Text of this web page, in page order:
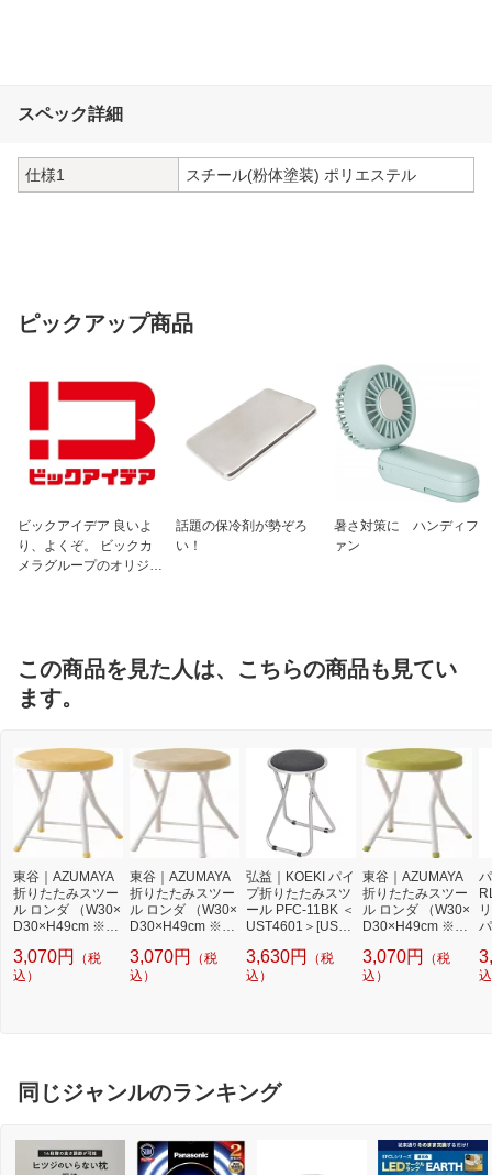
スペック詳細
仕様1 スチール(粉体塗装) ポリエステル
ピックアップ商品
ビックアイデア 良いよ
り、よくぞ。 ビックカ
メラグループのオリジナ
話題の保冷剤が勢ぞろ
い！
暑さ対策に ハンディフ
ァン
この商品を見た人は、こちらの商品も見てい
ます。
東谷｜AZUMAYA
折りたたみスツー
ル ロンダ （W30×
D30×H49cm ※折
×D7×H70cm) PC-
31YE イエロー
3,070円
（税
込）
東谷｜AZUMAYA
折りたたみスツー
ル ロンダ （W30×
D30×H49cm ※折
×D7×H70cm) PC-
31BE ベージュ
3,070円
（税
込）
弘益｜KOEKI パイ
プ折りたたみスツ
ール PFC-11BK ＜
UST4601＞[UST4
3,630円
（税
込）
東谷｜AZUMAYA
折りたたみスツー
ル ロンダ （W30×
D30×H49cm ※折
×D7×H70cm) PC-
31GR グリーン
3,070円
（税
込）
9
同じジャンルのランキング